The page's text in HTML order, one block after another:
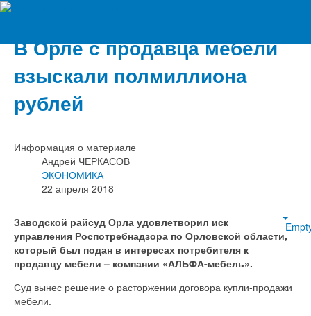
В Орле с продавца мебели
взыскали полмиллиона
рублей
Информация о материале
Андрей ЧЕРКАСОВ
ЭКОНОМИКА
22 апреля 2018
Заводской райсуд Орла удовлетворил иск
управления Роспотребнадзора по Орловской области,
который был подан в интересах потребителя к
продавцу мебели – компании «АЛЬФА-мебель».
Суд вынес решение о расторжении договора купли-продажи
мебели.